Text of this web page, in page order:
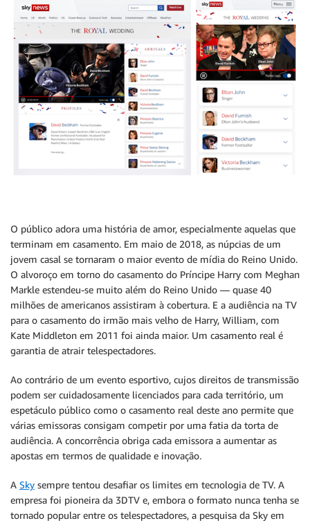
O público adora uma história de amor, especialmente aquelas que
terminam em casamento. Em maio de 2018, as núpcias de um
jovem casal se tornaram o maior evento de mídia do Reino Unido.
O alvoroço em torno do casamento do Príncipe Harry com Meghan
Markle estendeu-se muito além do Reino Unido — quase 40
milhões de americanos assistiram à cobertura. E a audiência na TV
para o casamento do irmão mais velho de Harry, William, com
Kate Middleton em 2011 foi ainda maior. Um casamento real é
garantia de atrair telespectadores.
Ao contrário de um evento esportivo, cujos direitos de transmissão
podem ser cuidadosamente licenciados para cada território, um
espetáculo público como o casamento real deste ano permite que
várias emissoras consigam competir por uma fatia da torta de
audiência. A concorrência obriga cada emissora a aumentar as
apostas em termos de qualidade e inovação.
A Sky sempre tentou desafiar os limites em tecnologia de TV. A
empresa foi pioneira da 3DTV e, embora o formato nunca tenha se
tornado popular entre os telespectadores, a pesquisa da Sky em